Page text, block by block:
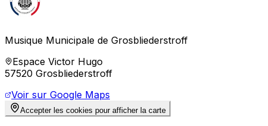
Musique Municipale de Grosbliederstroff
Espace Victor Hugo
57520 Grosbliederstroff
Voir sur Google Maps
Accepter les cookies pour afficher la carte